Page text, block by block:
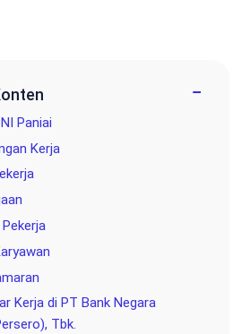
−
Paniai
Kerja
Kerja di PT Bank Negara
Tbk.